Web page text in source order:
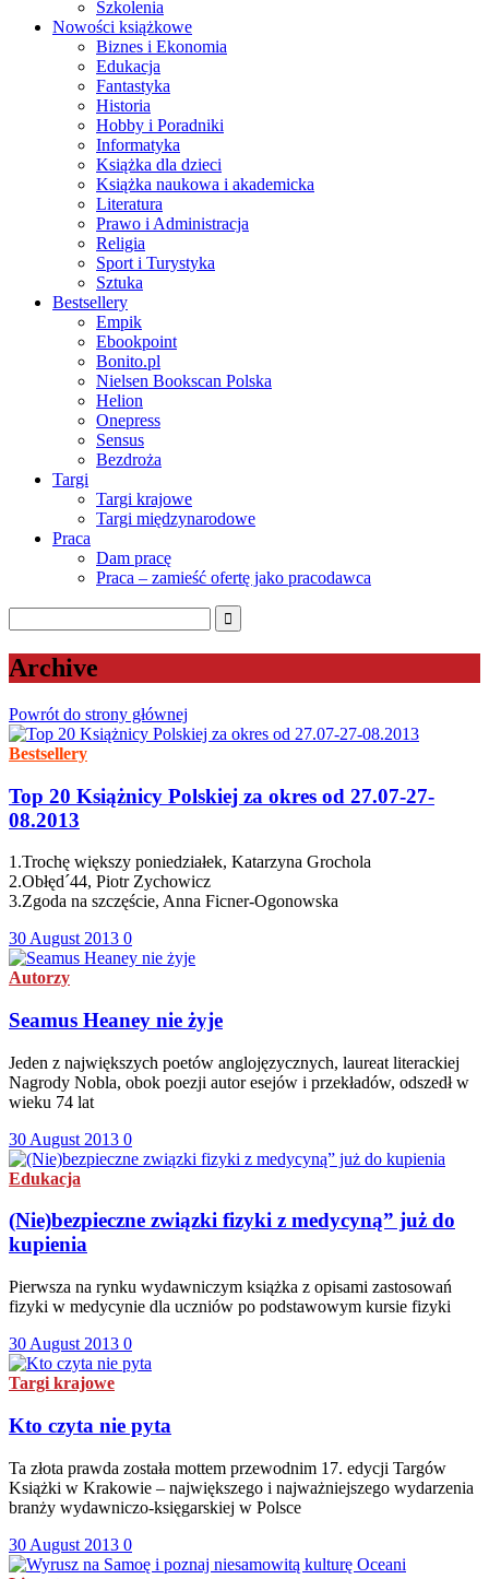
Szkolenia
Nowości książkowe
Biznes i Ekonomia
Edukacja
Fantastyka
Historia
Hobby i Poradniki
Informatyka
Książka dla dzieci
Książka naukowa i akademicka
Literatura
Prawo i Administracja
Religia
Sport i Turystyka
Sztuka
Bestsellery
Empik
Ebookpoint
Bonito.pl
Nielsen Bookscan Polska
Helion
Onepress
Sensus
Bezdroża
Targi
Targi krajowe
Targi międzynarodowe
Praca
Dam pracę
Praca – zamieść ofertę jako pracodawca
Archive
Powrót do strony głównej
Bestsellery
Top 20 Książnicy Polskiej za okres od 27.07-27-
08.2013
1.Trochę większy poniedziałek, Katarzyna Grochola
2.Obłęd´44, Piotr Zychowicz
3.Zgoda na szczęście, Anna Ficner-Ogonowska
30 August 2013 0
Autorzy
Seamus Heaney nie żyje
Jeden z największych poetów anglojęzycznych, laureat literackiej
Nagrody Nobla, obok poezji autor esejów i przekładów, odszedł w
wieku 74 lat
30 August 2013 0
Edukacja
(Nie)bezpieczne związki fizyki z medycyną” już do
kupienia
Pierwsza na rynku wydawniczym książka z opisami zastosowań
fizyki w medycynie dla uczniów po podstawowym kursie fizyki
30 August 2013 0
Targi krajowe
Kto czyta nie pyta
Ta złota prawda została mottem przewodnim 17. edycji Targów
Książki w Krakowie – największego i najważniejszego wydarzenia
branży wydawniczo-księgarskiej w Polsce
30 August 2013 0